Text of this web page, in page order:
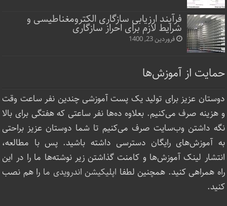
فرآیند ارزیابی سازگاری الکترومغناطیسی و
شرایط لازم برای احراز سازگاری
فروردین 23, 1400
حمایت از آموزش‌ها
دوستان عزیز برای تولید یک پست آموزشی چندین نفر ساعت‌ وقت
و هزینه صرف می‌کنیم. بعلاوه ده‌ها نفر ساعتی که هفتگی برای بالا
نگه داشتن وب‌سایت صرف ‌می‌کنیم تا شما دوستان عزیز براحتی
به آموزش‌های رایگان دسترسی داشته باشید. پس با مطالعه،
انتشار لینک‌ آموزش‌ها و کامنت گذاشتن زیر نوشته‌‌ها ما را در این
راه همراهی کنید. همچنین لطفا اپلیکیشن اندرویدی ما را هم نصب
کنید.